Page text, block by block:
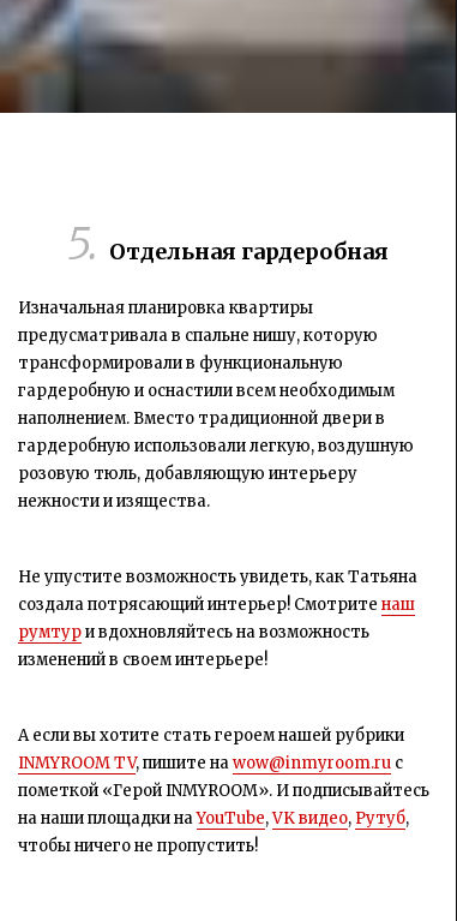
Отдельная гардеробная
Изначальная планировка квартиры
предусматривала в спальне нишу, которую
трансформировали в функциональную
гардеробную и оснастили всем необходимым
наполнением. Вместо традиционной двери в
гардеробную использовали легкую, воздушную
розовую тюль, добавляющую интерьеру
нежности и изящества.
Не упустите возможность увидеть, как Татьяна
создала потрясающий интерьер! Смотрите наш
румтури вдохновляйтесь на возможность
изменений в своем интерьере!
А если вы хотите стать героем нашей рубрики
INMYROOM TV, пишите наwow@inmyroom.ru c
пометкой «Герой INMYROOM». И подписывайтесь
на наши площадки наYouTube,VK видео, Рутуб,
чтобы ничего не пропустить!